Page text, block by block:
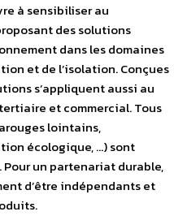
à sensibiliser au
des solutions
dans les domaines
et de l’isolation. Conçues
s’appliquent aussi au
et commercial. Tous
lointains,
écologique, …) sont
un partenariat durable,
d’être indépendants et